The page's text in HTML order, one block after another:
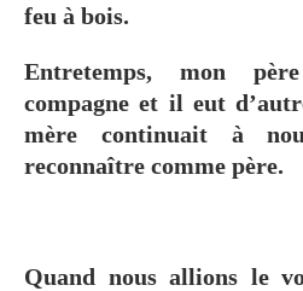
feu à bois.
Entretemps, mon
compagne et il eut
mère continuait à
reconnaître comme père.
Quand nous allions le